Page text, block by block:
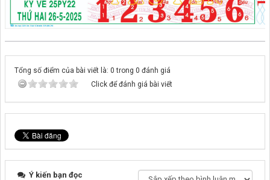
Tổng số điểm của bài viết là: 0 trong 0 đánh giá
Click để đánh giá bài viết
Ý kiến bạn đọc